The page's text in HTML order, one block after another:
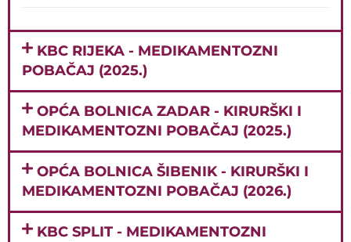
KBC RIJEKA - MEDIKAMENTOZNI
POBAČAJ (2025.)
OPĆA BOLNICA ZADAR - KIRURŠKI I
MEDIKAMENTOZNI POBAČAJ (2025.)
OPĆA BOLNICA ŠIBENIK - KIRURŠKI I
MEDIKAMENTOZNI POBAČAJ (2026.)
KBC SPLIT - MEDIKAMENTOZNI